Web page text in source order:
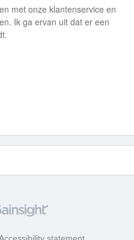
met onze klantenservice en
Ik ga ervan uit dat er een